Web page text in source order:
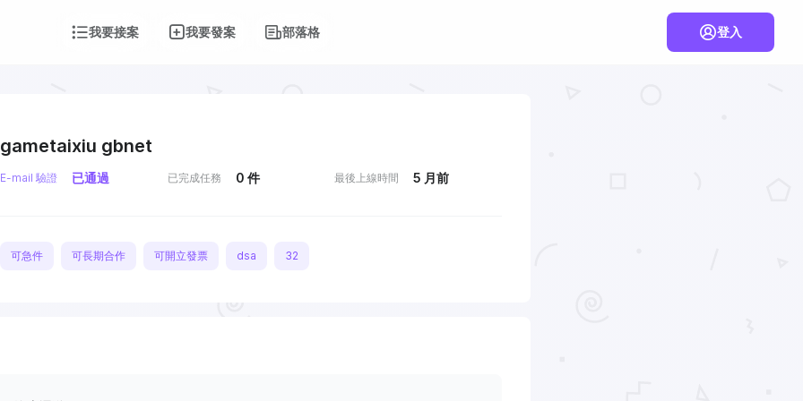
我要接案 我要發案 部落格 登入
gametaixiu gbnet
E-mail 驗證 已通過 已完成任務 0 件 最後上線時間 5 月前
可急件 可長期合作 可開立發票 dsa 32